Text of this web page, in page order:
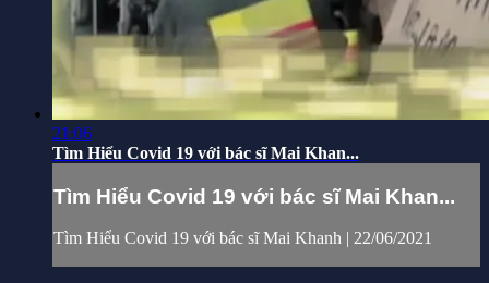
21:06
Tìm Hiểu Covid 19 với bác sĩ Mai Khan...
Tìm Hiểu Covid 19 với bác sĩ Mai Khan...
Tìm Hiểu Covid 19 với bác sĩ Mai Khanh | 22/06/2021